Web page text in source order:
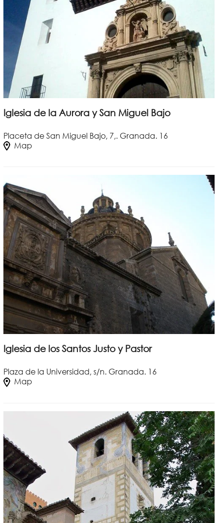
Iglesia de la Aurora y San Miguel Bajo
Placeta de San Miguel Bajo, 7,. Granada. 16
Map
Iglesia de los Santos Justo y Pastor
Plaza de la Universidad, s/n. Granada. 16
Map